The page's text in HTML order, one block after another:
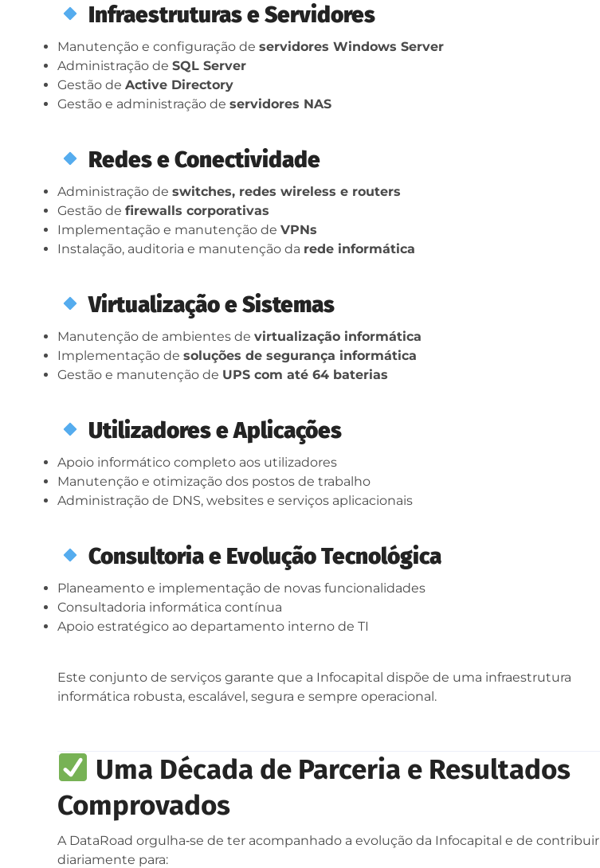
Infraestruturas e Servidores
Manutenção e configuração de servidores Windows Server
Administração de SQL Server
Gestão de Active Directory
Gestão e administração de servidores NAS
Redes e Conectividade
Administração de switches, redes wireless e routers
Gestão de firewalls corporativas
Implementação e manutenção de VPNs
Instalação, auditoria e manutenção da rede informática
Virtualização e Sistemas
Manutenção de ambientes de virtualização informática
Implementação de soluções de segurança informática
Gestão e manutenção de UPS com até 64 baterias
Utilizadores e Aplicações
Apoio informático completo aos utilizadores
Manutenção e otimização dos postos de trabalho
Administração de DNS, websites e serviços aplicacionais
Consultoria e Evolução Tecnológica
Planeamento e implementação de novas funcionalidades
Consultadoria informática contínua
Apoio estratégico ao departamento interno de TI
Este conjunto de serviços garante que a Infocapital dispõe de uma infraestrutura
informática robusta, escalável, segura e sempre operacional.
Uma Década de Parceria e Resultados
Comprovados
A DataRoad orgulha‑se de ter acompanhado a evolução da Infocapital e de contribuir
diariamente para: